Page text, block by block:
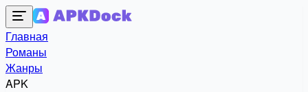
Главная
Романы
Жанры
APK